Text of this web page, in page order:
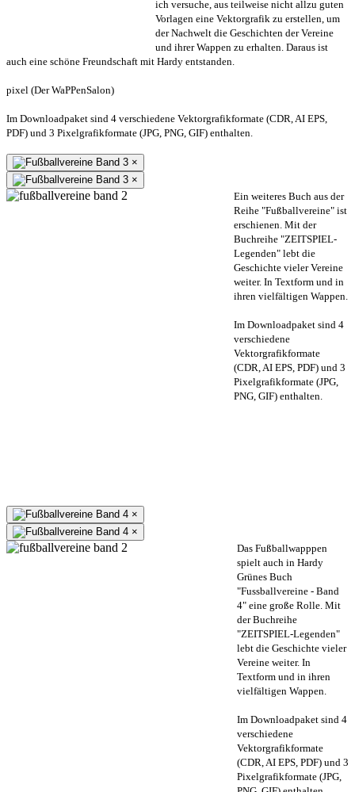
ich versuche, aus teilweise nicht allzu guten
Vorlagen eine Vektorgrafik zu erstellen, um
der Nachwelt die Geschichten der Vereine
und ihrer Wappen zu erhalten. Daraus ist
auch eine schöne Freundschaft mit Hardy entstanden.
pixel (Der WaPPenSalon)
Im Downloadpaket sind 4 verschiedene Vektorgrafikformate (CDR, AI EPS,
PDF) und 3 Pixelgrafikformate (JPG, PNG, GIF) enthalten.
×
×
Ein weiteres Buch aus der
Reihe "Fußballvereine" ist
erschienen. Mit der
Buchreihe "ZEITSPIEL-
Legenden" lebt die
Geschichte vieler Vereine
weiter. In Textform und in
ihren vielfältigen Wappen.
Im Downloadpaket sind 4
verschiedene
Vektorgrafikformate
(CDR, AI EPS, PDF) und 3
Pixelgrafikformate (JPG,
PNG, GIF) enthalten.
×
×
Das Fußballwapppen
spielt auch in Hardy
Grünes Buch
"Fussballvereine - Band
4" eine große Rolle. Mit
der Buchreihe
"ZEITSPIEL-Legenden"
lebt die Geschichte vieler
Vereine weiter. In
Textform und in ihren
vielfältigen Wappen.
Im Downloadpaket sind 4
verschiedene
Vektorgrafikformate
(CDR, AI EPS, PDF) und 3
Pixelgrafikformate (JPG,